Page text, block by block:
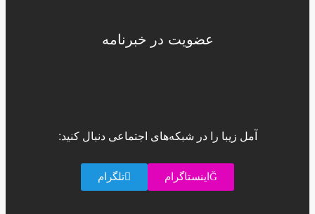
عضویت در خبرنامه
آمل زیبا را در شبکه‌های اجتماعی دنبال کنید:
اینستاگرام تلگرام